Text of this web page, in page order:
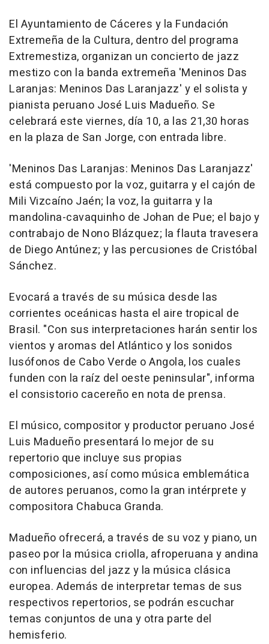
El Ayuntamiento de Cáceres y la Fundación
Extremeña de la Cultura, dentro del programa
Extremestiza, organizan un concierto de jazz
mestizo con la banda extremeña 'Meninos Das
Laranjas: Meninos Das Laranjazz' y el solista y
pianista peruano José Luis Madueño. Se
celebrará este viernes, día 10, a las 21,30 horas
en la plaza de San Jorge, con entrada libre.
'Meninos Das Laranjas: Meninos Das Laranjazz'
está compuesto por la voz, guitarra y el cajón de
Mili Vizcaíno Jaén; la voz, la guitarra y la
mandolina-cavaquinho de Johan de Pue; el bajo y
contrabajo de Nono Blázquez; la flauta travesera
de Diego Antúnez; y las percusiones de Cristóbal
Sánchez.
Evocará a través de su música desde las
corrientes oceánicas hasta el aire tropical de
Brasil. "Con sus interpretaciones harán sentir los
vientos y aromas del Atlántico y los sonidos
lusófonos de Cabo Verde o Angola, los cuales
funden con la raíz del oeste peninsular", informa
el consistorio cacereño en nota de prensa.
El músico, compositor y productor peruano José
Luis Madueño presentará lo mejor de su
repertorio que incluye sus propias
composiciones, así como música emblemática
de autores peruanos, como la gran intérprete y
compositora Chabuca Granda.
Madueño ofrecerá, a través de su voz y piano, un
paseo por la música criolla, afroperuana y andina
con influencias del jazz y la música clásica
europea. Además de interpretar temas de sus
respectivos repertorios, se podrán escuchar
temas conjuntos de una y otra parte del
hemisferio.